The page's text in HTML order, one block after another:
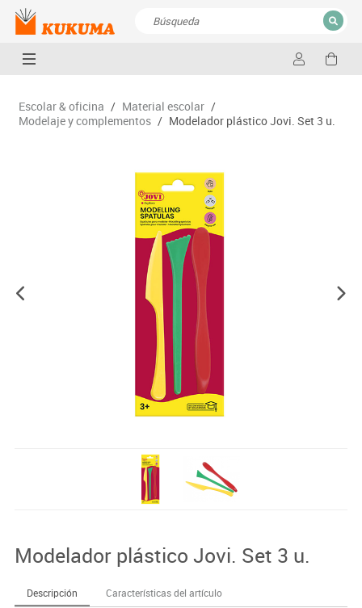
CERRAR
Escolar & oficina / Material escolar /
Modelaje y complementos / Modelador plástico Jovi. Set 3 u.
Modelador plástico Jovi. Set 3 u.
Descripción Características del artículo